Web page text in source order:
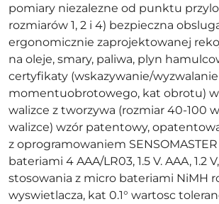
pomiary niezalezne od punktu
rozmiarów 1, 2 i 4) bezpieczna
ergonomicznie zaprojektowanej
na oleje, smary, paliwa, plyn
certyfikaty (wskazywanie/wyzwalanie
momentuobrotowego, kat obrotu)
walizce z tworzywa (rozmiar 40-100
walizce) wzór patentowy,
z oprogramowaniem
bateriami 4 AAA/LR03, 1.5 V. AAA, 1.2
stosowania z micro bateriami NiMH
wyswietlacza, kat 0.1° wartosc